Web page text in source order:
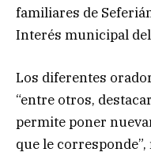
familiares de
Interés municipal
Los diferentes
“entre otros,
permite poner
que le